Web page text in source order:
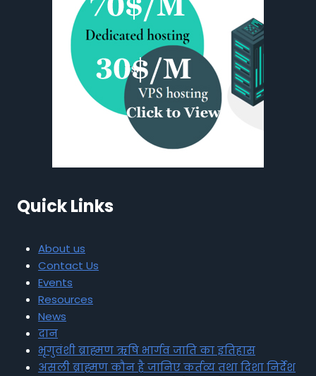
Quick Links
About us
Contact Us
Events
Resources
News
दान
भृगुवंशी ब्राह्मण ऋषि भार्गव जाति का इतिहास
असली ब्राह्मण कौन है जानिए कर्तव्य तथा दिशा निर्देश